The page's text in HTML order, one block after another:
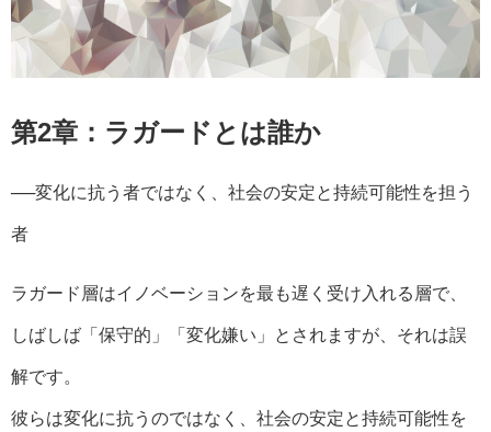
第2章：ラガードとは誰か
──変化に抗う者ではなく、社会の安定と持続可能性を担う
者
ラガード層はイノベーションを最も遅く受け入れる層で、
しばしば「保守的」「変化嫌い」とされますが、それは誤
解です。
彼らは変化に抗うのではなく、社会の安定と持続可能性を